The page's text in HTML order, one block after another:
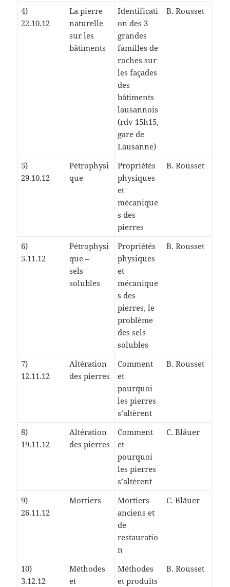
4)
22.10.12
La pierre
naturelle
sur les
bâtiments
Identificati
on des 3
grandes
familles de
roches sur
les façades
des
bâtiments
lausannois
(rdv 15h15,
gare de
Lausanne)
B. Rousset
5)
29.10.12
Pétrophysi
que
Propriétés
physiques
et
mécanique
s des
pierres
B. Rousset
6)
5.11.12
Pétrophysi
que –
sels
solubles
Propriétés
physiques
et
mécanique
s des
pierres, le
problème
des sels
solubles
B. Rousset
7)
12.11.12
Altération
des pierres
Comment
et
pourquoi
les pierres
s’altèrent
B. Rousset
8)
19.11.12
Altération
des pierres
Comment
et
pourquoi
les pierres
s’altèrent
C. Bläuer
9)
26.11.12
Mortiers
Mortiers
anciens et
de
restauratio
n
C. Bläuer
10)
3.12.12
Méthodes
et
Méthodes
et produits
B. Rousset